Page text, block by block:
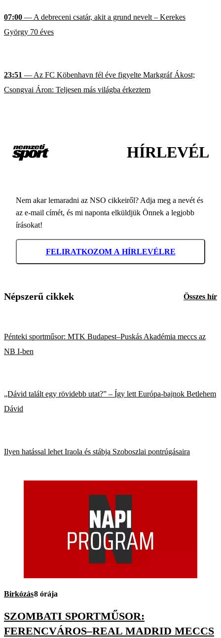
07:00 — A debreceni csatár, akit a grund nevelt – Kerekes
György 70 éves
23:51 — Az FC Köbenhavn fél éve figyelte Markgráf Ákost;
Csongvai Áron: Teljesen más világba érkeztem
HÍRLEVÉL
Nem akar lemaradni az NSO cikkeiről? Adja meg a nevét és
az e-mail címét, és mi naponta elküldjük Önnek a legjobb
írásokat!
FELIRATKOZOM A HÍRLEVÉLRE
Népszerű cikkek Összes hír
Pénteki sportműsor: MTK Budapest–Puskás Akadémia meccs az
NB I-ben
„Dávid talált egy rövidebb utat?” – Így lett Európa-bajnok Betlehem
Dávid
Ilyen hatással lehet Iraola és stábja Szoboszlai pontrúgásaira
Birkózás8 órája
SZOMBATI SPORTMŰSOR:
FERENCVÁROS–REAL MADRID MECCS